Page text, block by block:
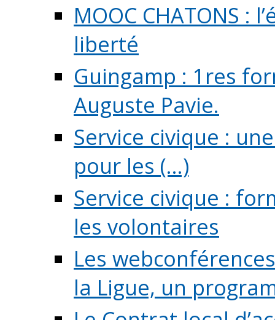
MOOC CHATONS
liberté
Guingamp : 1res
Auguste Pavie.
Service civique :
pour les (...)
Service civique :
les volontaires
Les
la Ligue, un